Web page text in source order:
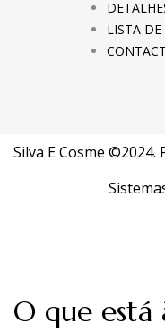
LISTA DE
Silva E Cosme ©2024.
O que está